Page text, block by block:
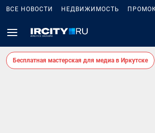
ВСЕ НОВОСТИ НЕДВИЖИМОСТЬ
Бесплатная мастерская для медиа в Иркутске